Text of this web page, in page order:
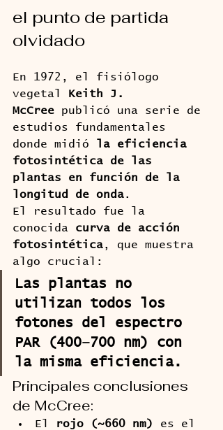
el punto de partida
olvidado
En 1972, el fisiólogo
vegetal Keith J.
McCree publicó una serie de
estudios fundamentales
donde midió
la eficiencia
fotosintética de las
plantas en función de la
longitud de onda.
El resultado fue la
conocida curva de acción
fotosintética, que muestra
algo crucial:
Las plantas no
utilizan todos los
fotones del espectro
PAR (400–700 nm) con
la misma eficiencia.
Principales conclusiones
de McCree:
El rojo (~660 nm)
es el